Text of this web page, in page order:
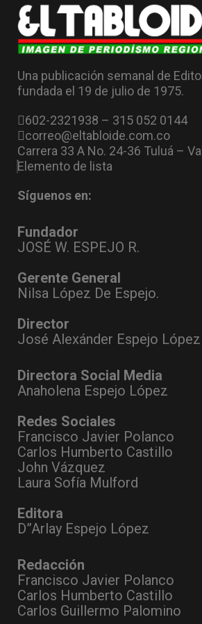
Una publicación semanal de
fundada el 19 de julio de 1975.
602-2321938 – 315 052 0144
correo@eltabloide.com.co
Carrera 33 A No. 24-36 Tuluá –
Elemento de lista
Síguenos en:
Fundador
JOSÉ W. ESPEJO R.
Gerente General
Nilsa López De Espejo.
Director
José Alexánder Espejo López
Directora Social Media
Anaholena Espejo López
Redes Sociales
Francisco Javier Polanco
Carlos Humberto Castillo
John Vázquez
Laura Sofía Mulford
Editora
D”Arlay Espejo López
Redacción
Francisco Javier Polanco
Carlos Humberto Castillo
Carlos Guillermo Palomino